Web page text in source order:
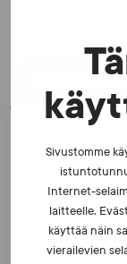
Sivustomme
Internet-
laitteelle.
käyttää näin
vierailevien
Iljukov
UUTISET -